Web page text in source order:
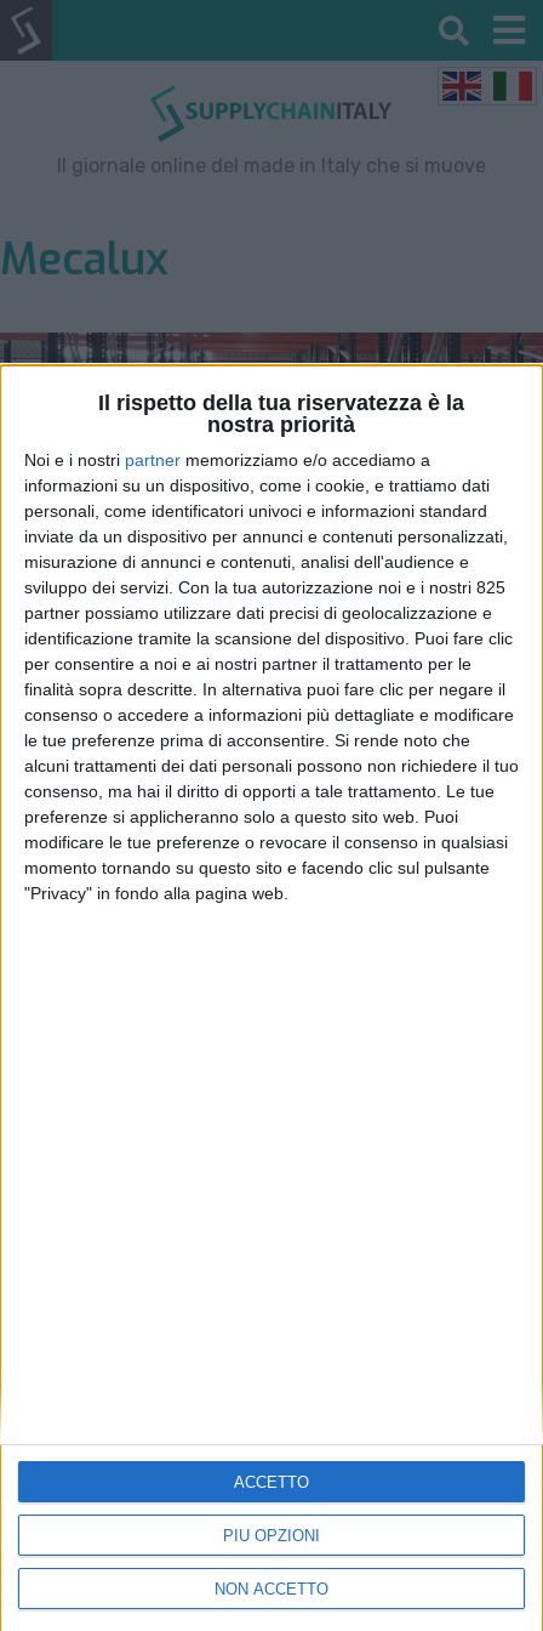
Il rispetto della tua riservatezza è la
nostra priorità
Noi e i nostri partner memorizziamo e/o accediamo a
informazioni su un dispositivo, come i cookie, e trattiamo dati
personali, come identificatori univoci e informazioni standard
inviate da un dispositivo per annunci e contenuti personalizzati,
misurazione di annunci e contenuti, analisi dell'audience e
sviluppo dei servizi. Con la tua autorizzazione noi e i nostri 825
partner possiamo utilizzare dati precisi di geolocalizzazione e
identificazione tramite la scansione del dispositivo. Puoi fare clic
per consentire a noi e ai nostri partner il trattamento per le
finalità sopra descritte. In alternativa puoi fare clic per negare il
consenso o accedere a informazioni più dettagliate e modificare
le tue preferenze prima di acconsentire. Si rende noto che
alcuni trattamenti dei dati personali possono non richiedere il tuo
consenso, ma hai il diritto di opporti a tale trattamento. Le tue
preferenze si applicheranno solo a questo sito web. Puoi
modificare le tue preferenze o revocare il consenso in qualsiasi
momento tornando su questo sito e facendo clic sul pulsante
"Privacy" in fondo alla pagina web.
PIÙ OPZIONI
NON ACCETTO
ACCETTO
Il giornale online del made in Italy che si muove
Mecalux
L’e-commerce di Aosom
espande la sua logistica a
Belgioioso e oltre
NOTIZIE E INTERVISTE IN EVIDENZA 30 NOVEMBRE 2021